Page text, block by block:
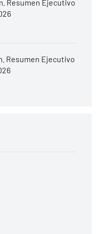
Resumen Ejecutivo
Resumen Ejecutivo